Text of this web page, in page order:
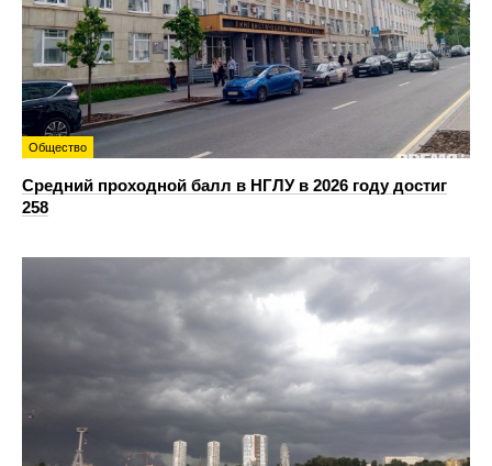
Общество
Средний проходной балл в НГЛУ в 2026 году достиг
258